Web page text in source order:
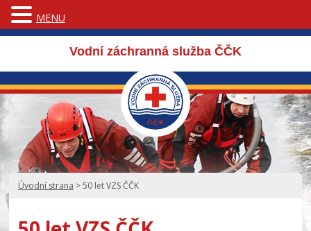
Vodní záchranná služba ČČK
Úvodní strana >50 let VZS ČČK
MENU